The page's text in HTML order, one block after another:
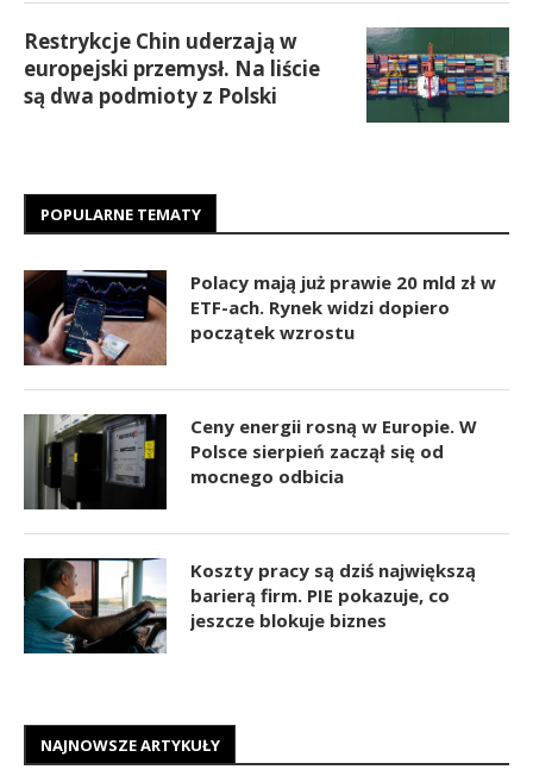
Restrykcje Chin uderzają w
europejski przemysł. Na liście
są dwa podmioty z Polski
POPULARNE TEMATY
Polacy mają już prawie 20 mld zł w
ETF-ach. Rynek widzi dopiero
początek wzrostu
Ceny energii rosną w Europie. W
Polsce sierpień zaczął się od
mocnego odbicia
Koszty pracy są dziś największą
barierą firm. PIE pokazuje, co
jeszcze blokuje biznes
NAJNOWSZE ARTYKUŁY